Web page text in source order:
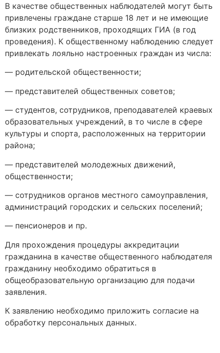
В качестве общественных наблюдателей могут быть
привлечены граждане старше 18 лет и не имеющие
близких родственников, проходящих ГИА (в год
проведения). К общественному наблюдению следует
привлекать лояльно настроенных граждан из числа:
— родительской общественности;
— представителей общественных советов;
— студентов, сотрудников, преподавателей краевых
образовательных учреждений, в то числе в сфере
культуры и спорта, расположенных на территории
района;
— представителей молодежных движений,
общественности;
— сотрудников органов местного самоуправления,
администраций городских и сельских поселений;
— пенсионеров и пр.
Для прохождения процедуры аккредитации
гражданина в качестве общественного наблюдателя
гражданину необходимо обратиться в
общеобразовательную организацию для подачи
заявления.
К заявлению необходимо приложить согласие на
обработку персональных данных.